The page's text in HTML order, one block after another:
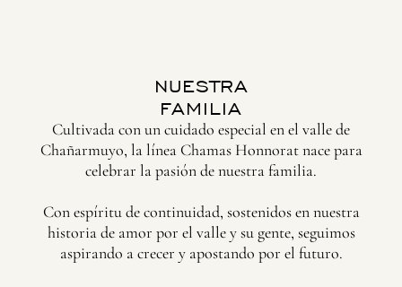
NUESTRA
FAMILIA
Cultivada con un cuidado especial en el valle de
Chañarmuyo, la línea Chamas Honnorat nace para
celebrar la pasión de nuestra familia.
Con espíritu de continuidad, sostenidos en nuestra
historia de amor por el valle y su gente, seguimos
aspirando a crecer y apostando por el futuro.